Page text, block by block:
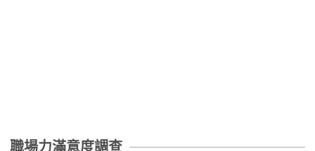
職場力滿意度調查